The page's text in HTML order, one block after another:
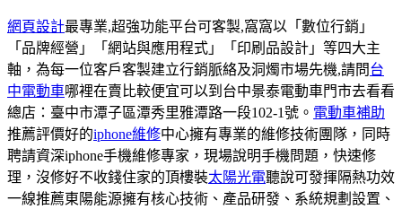
網頁設計最專業,超強功能平台可客製,窩窩以「數位行銷」
「品牌經營」「網站與應用程式」「印刷品設計」等四大主
軸，為每一位客戶客製建立行銷脈絡及洞燭市場先機,請問台
中電動車哪裡在賣比較便宜可以到台中景泰電動車門市去看看
總店：臺中市潭子區潭秀里雅潭路一段102-1號。 電動車補助
推薦評價好的iphone維修中心擁有專業的維修技術團隊，同時
聘請資深iphone手機維修專家，現場說明手機問題，快速修
理，沒修好不收錢住家的頂樓裝太陽光電聽說可發揮隔熱功效
一線推薦東陽能源擁有核心技術、產品研發、系統規劃設置、